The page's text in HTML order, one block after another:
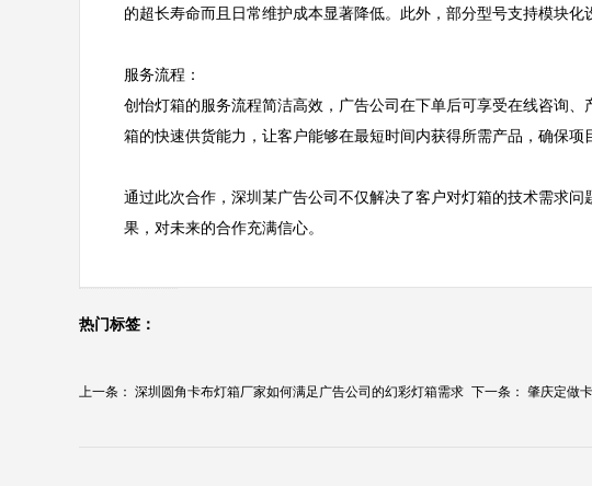
的超长寿命而且日常维护成本显著降低。此外，部分型号支持模块化
服务流程：
创怡灯箱的服务流程简洁高效，广告公司在下单后可享受在线咨询
箱的快速供货能力，让客户能够在最短时间内获得所需产品，确保项
通过此次合作，深圳某广告公司不仅解决了客户对灯箱的技术需求
果，对未来的合作充满信心。
热门标签：
上一条： 深圳圆角卡布灯箱厂家如何满足广告公司的幻彩灯箱需求 下一条： 肇庆定做